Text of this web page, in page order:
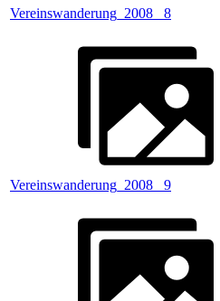
Vereinswanderung_2008 _8
Vereinswanderung_2008 _9